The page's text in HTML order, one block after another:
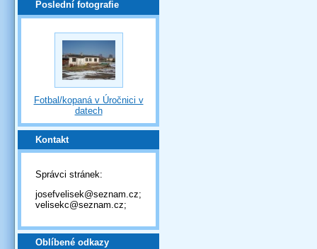
Poslední fotografie
Fotbal/kopaná v Úročnici v
datech
Kontakt
Správci stránek:
josefvelisek@seznam.cz;
velisekc@seznam.cz;
Oblíbené odkazy